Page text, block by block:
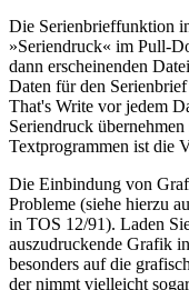
Die Serienbrieffunktion
»Seriendruck« im Pull-
dann erscheinenden
Daten für den
That's Write vor jedem
Seriendruck
Textprogrammen ist die
Die Einbindung von
Probleme (siehe hierzu
in TOS 12/91). Laden
auszudruckende Grafik
besonders auf die
der nimmt vielleicht